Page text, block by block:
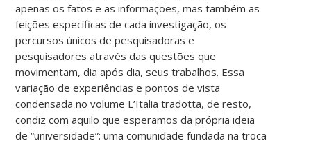
apenas os fatos e as informações, mas também as
feições específicas de cada investigação, os
percursos únicos de pesquisadoras e
pesquisadores através das questões que
movimentam, dia após dia, seus trabalhos. Essa
variação de experiências e pontos de vista
condensada no volume L’Italia tradotta, de resto,
condiz com aquilo que esperamos da própria ideia
de “universidade”: uma comunidade fundada na troca